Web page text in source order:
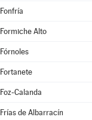
Fonfría
Formiche Alto
Fórnoles
Fortanete
Foz-Calanda
Frías de Albarracín